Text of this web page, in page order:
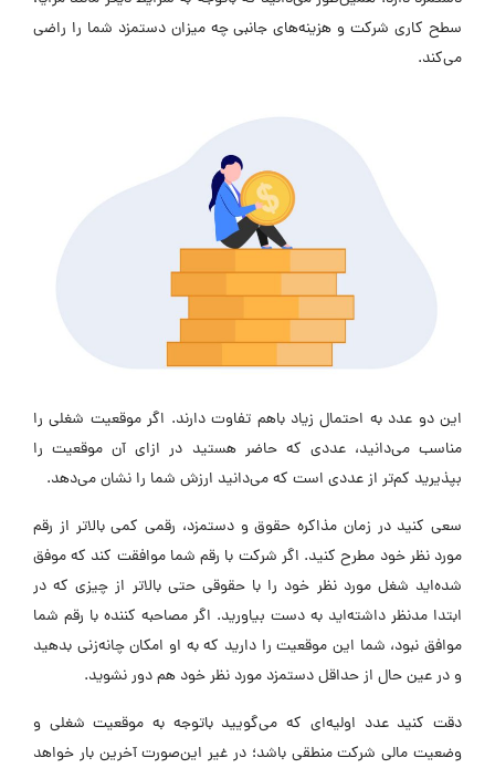
سطح کاری شرکت و هزینه‌های جانبی چه میزان دستمزد شما را راضی
می‌کند.
این دو عدد به احتمال زیاد باهم تفاوت دارند. اگر موقعیت شغلی را
مناسب می‌دانید، عددی که حاضر هستید در ازای آن موقعیت را
بپذیرید کم‌تر از عددی است که می‌دانید ارزش شما را نشان می‌دهد.
سعی کنید در زمان مذاکره حقوق و دستمزد، رقمی کمی بالاتر از رقم
مورد نظر خود مطرح کنید. اگر شرکت با رقم شما موافقت کند که موفق
شده‌اید شغل مورد نظر خود را با حقوقی حتی بالاتر از چیزی که در
ابتدا مدنظر داشته‌اید به دست بیاورید. اگر مصاحبه کننده با رقم شما
موافق نبود، شما این موقعیت را دارید که به او امکان چانه‌زنی بدهید
و در عین حال از حداقل دستمزد مورد نظر خود هم دور نشوید.
دقت کنید عدد اولیه‌ای که می‌گویید باتوجه به موقعیت شغلی و
وضعیت مالی شرکت منطقی باشد؛ در غیر این‌صورت آخرین بار خواهد